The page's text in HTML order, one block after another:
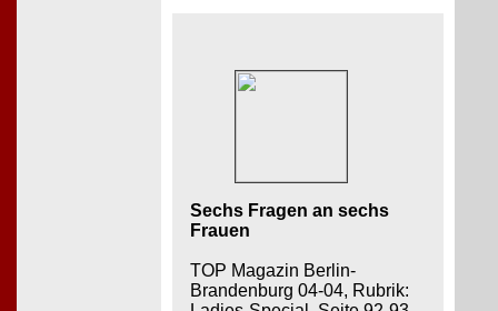
Sechs Fragen an sechs
Frauen
TOP Magazin Berlin-
Brandenburg 04-04, Rubrik: